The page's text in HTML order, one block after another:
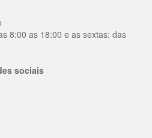
8:00 as 18:00 e as sextas: das
sociais